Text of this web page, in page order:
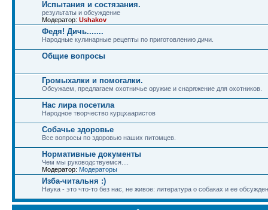
Испытания и состязания.
результаты и обсуждение
Модератор: Ushakov
Федя! Дичь.......
Народные кулинарные рецепты по приготовлению дичи.
Общие вопросы
Громыхалки и помогалки.
Обсужаем, предлагаем охотничье оружие и снаряжение для охотников.
Нас лира посетила
Народное творчество курцхааристов
Собачье здоровье
Все вопросы по здоровью наших питомцев.
Нормативные документы
Чем мы руководствуемся....
Модератор: Модераторы
Изба-читальня :)
Наука - это что-то без нас, не живое: литература о собаках и ее